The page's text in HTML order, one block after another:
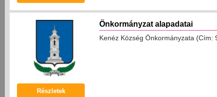
Önkormányzat alapadatai
Kenéz Község Önkormányzata (Cím:
Részletek